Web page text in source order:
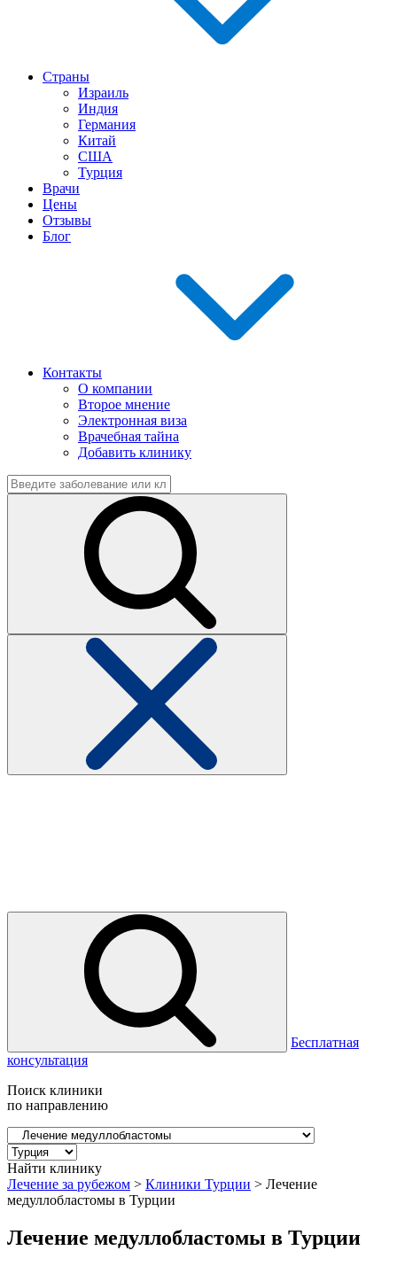
Страны
Израиль
Индия
Германия
Китай
США
Турция
Врачи
Цены
Отзывы
Блог
Контакты
О компании
Второе мнение
Электронная виза
Врачебная тайна
Добавить клинику
Бесплатная
консультация
Поиск клиники
по направлению
Найти клинику
Лечение за рубежом > Клиники Турции > Лечение
медуллобластомы в Турции
Лечение медуллобластомы в Турции